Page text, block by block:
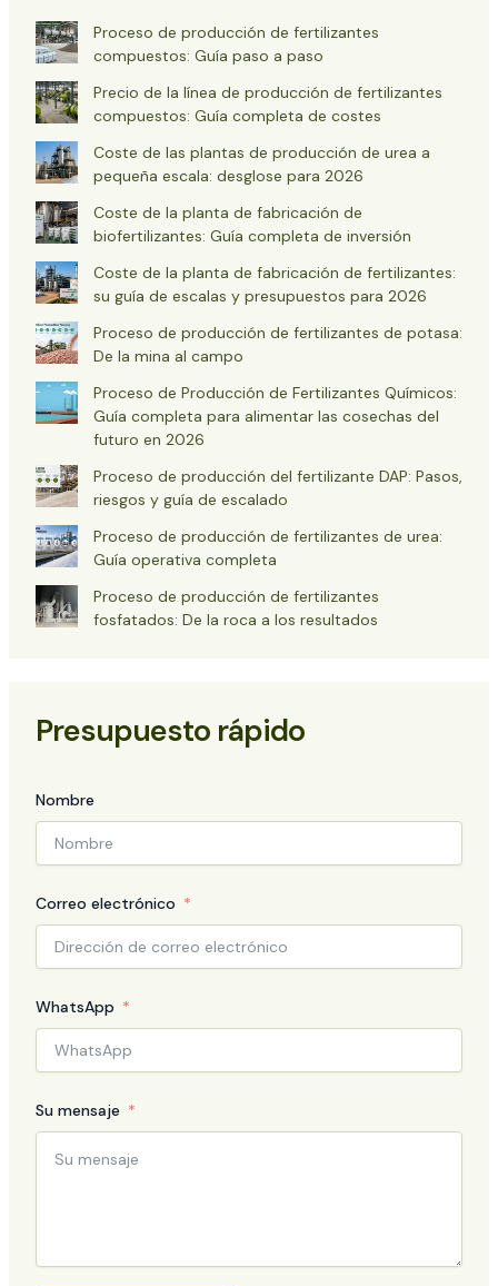
Proceso de producción de fertilizantes
compuestos: Guía paso a paso
Precio de la línea de producción de fertilizantes
compuestos: Guía completa de costes
Coste de las plantas de producción de urea a
pequeña escala: desglose para 2026
Coste de la planta de fabricación de
biofertilizantes: Guía completa de inversión
Coste de la planta de fabricación de fertilizantes:
su guía de escalas y presupuestos para 2026
Proceso de producción de fertilizantes de potasa:
De la mina al campo
Proceso de Producción de Fertilizantes Químicos:
Guía completa para alimentar las cosechas del
futuro en 2026
Proceso de producción del fertilizante DAP: Pasos,
riesgos y guía de escalado
Proceso de producción de fertilizantes de urea:
Guía operativa completa
Proceso de producción de fertilizantes
fosfatados: De la roca a los resultados
Presupuesto rápido
Nombre
Correo electrónico
WhatsApp
Su mensaje